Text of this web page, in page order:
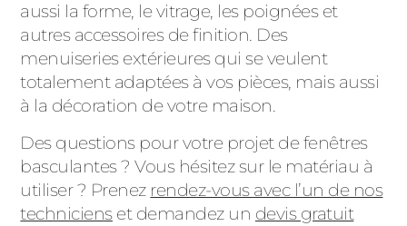
aussi la forme, le vitrage, les poignées et
autres accessoires de finition. Des
menuiseries extérieures qui se veulent
totalement adaptées à vos pièces, mais aussi
à la décoration de votre maison.
Des questions pour votre projet de fenêtres
basculantes ? Vous hésitez sur le matériau à
utiliser ? Prenez rendez-vous avec l’un de nos
technicienset demandez un devis gratuit